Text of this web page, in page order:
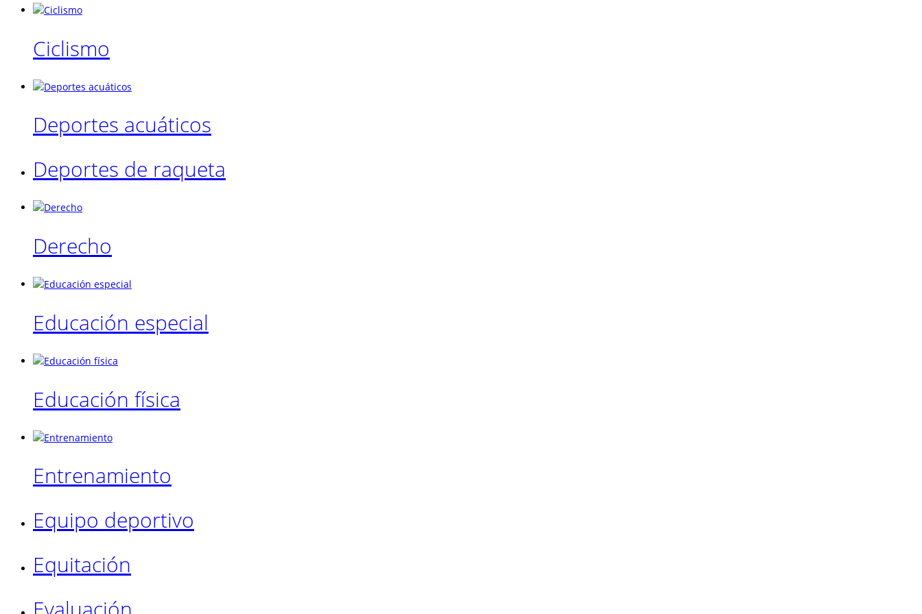
Ciclismo
Deportes acuáticos
Deportes de raqueta
Derecho
Educación especial
Educación física
Entrenamiento
Equipo deportivo
Equitación